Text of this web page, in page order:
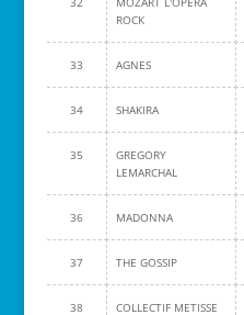
ROCK
33 AGNES
34 SHAKIRA
35
GREGORY
LEMARCHAL
36 MADONNA
37 THE GOSSIP
38 COLLECTIF METISSE